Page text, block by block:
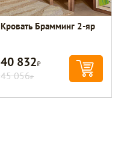
Кровать Брамминг 2-яр
40 832Р
45 056Р